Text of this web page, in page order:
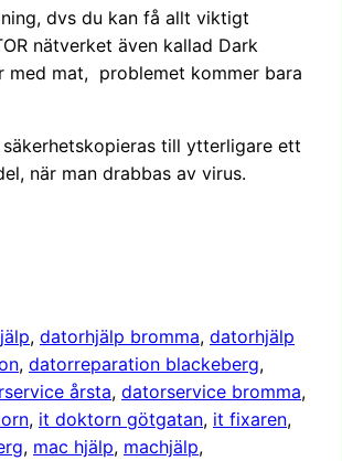
dvs du kan få allt viktigt
nätverket även kallad Dark
mat, problemet kommer bara
till ytterligare ett
när man drabbas av virus.
, datorhjälp bromma, datorhjälp
, datorreparation blackeberg
årsta, datorservice bromma
, it doktorn götgatan, it fixaren
, mac hjälp, machjälp